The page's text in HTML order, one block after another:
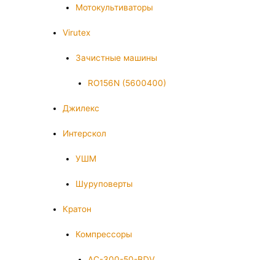
Мотокультиваторы
Virutex
Зачистные машины
RO156N (5600400)
Джилекс
Интерскол
УШМ
Шуруповерты
Кратон
Компрессоры